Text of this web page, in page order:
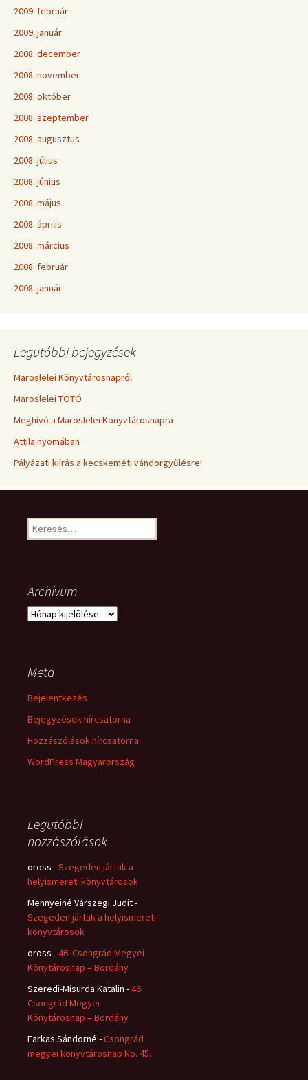
2009. február
2009. január
2008. december
2008. november
2008. október
2008. szeptember
2008. augusztus
2008. július
2008. június
2008. május
2008. április
2008. március
2008. február
2008. január
Legutóbbi bejegyzések
Maroslelei Könyvtárosnapról
Maroslelei TOTÓ
Meghívó a Maroslelei Könyvtárosnapra
Attila nyomában
Pályázati kiírás a kecskeméti vándorgyűlésre!
Keresés:
Archívum
Archívum
Meta
Bejelentkezés
Bejegyzések hírcsatorna
Hozzászólások hírcsatorna
WordPress Magyarország
Legutóbbi
hozzászólások
oross -Szegeden jártak a
helyismereti könyvtárosok
Mennyeiné Várszegi Judit-
Szegeden jártak a helyismereti
könyvtárosok
oross -46. Csongrád Megyei
Könytárosnap – Bordány
Szeredi-Misurda Katalin -46.
Csongrád Megyei
Könytárosnap – Bordány
Farkas Sándorné -Csongrád
megyei könyvtárosnap No. 45.